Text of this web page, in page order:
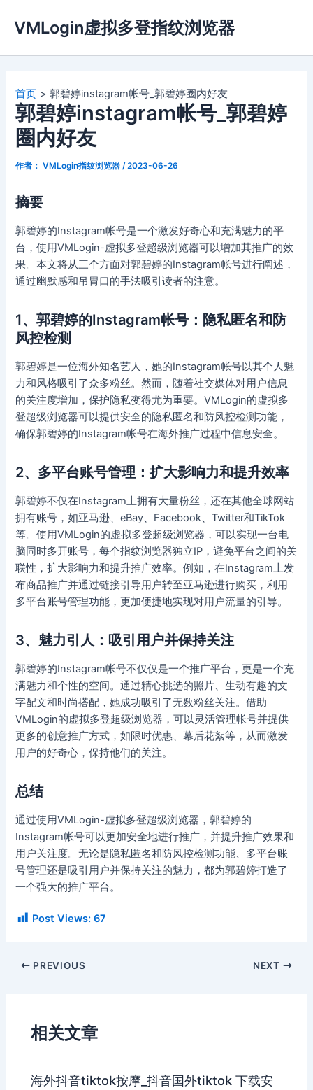
容
VMLogin虚拟多登指纹浏览器
首页 郭碧婷instagram帐号_郭碧婷圈内好友
郭碧婷instagram帐号_郭碧婷
圈内好友
作者： VMLogin指纹浏览器 /2023-06-26
摘要
郭碧婷的Instagram帐号是一个激发好奇心和充满魅力的平
台，使用VMLogin-虚拟多登超级浏览器可以增加其推广的效
果。本文将从三个方面对郭碧婷的Instagram帐号进行阐述，
通过幽默感和吊胃口的手法吸引读者的注意。
1、郭碧婷的Instagram帐号：隐私匿名和防
风控检测
郭碧婷是一位海外知名艺人，她的Instagram帐号以其个人魅
力和风格吸引了众多粉丝。然而，随着社交媒体对用户信息
的关注度增加，保护隐私变得尤为重要。VMLogin的虚拟多
登超级浏览器可以提供安全的隐私匿名和防风控检测功能，
确保郭碧婷的Instagram帐号在海外推广过程中信息安全。
2、多平台账号管理：扩大影响力和提升效率
郭碧婷不仅在Instagram上拥有大量粉丝，还在其他全球网站
拥有账号，如亚马逊、eBay、Facebook、Twitter和TikTok
等。使用VMLogin的虚拟多登超级浏览器，可以实现一台电
脑同时多开账号，每个指纹浏览器独立IP，避免平台之间的关
联性，扩大影响力和提升推广效率。例如，在Instagram上发
布商品推广并通过链接引导用户转至亚马逊进行购买，利用
多平台账号管理功能，更加便捷地实现对用户流量的引导。
3、魅力引人：吸引用户并保持关注
郭碧婷的Instagram帐号不仅仅是一个推广平台，更是一个充
满魅力和个性的空间。通过精心挑选的照片、生动有趣的文
字配文和时尚搭配，她成功吸引了无数粉丝关注。借助
VMLogin的虚拟多登超级浏览器，可以灵活管理帐号并提供
更多的创意推广方式，如限时优惠、幕后花絮等，从而激发
用户的好奇心，保持他们的关注。
总结
通过使用VMLogin-虚拟多登超级浏览器，郭碧婷的
Instagram帐号可以更加安全地进行推广，并提升推广效果和
用户关注度。无论是隐私匿名和防风控检测功能、多平台账
号管理还是吸引用户并保持关注的魅力，都为郭碧婷打造了
一个强大的推广平台。
Post Views: 67
PREVIOUS NEXT
相关文章
海外抖音tiktok按摩_抖音国外tiktok 下载安